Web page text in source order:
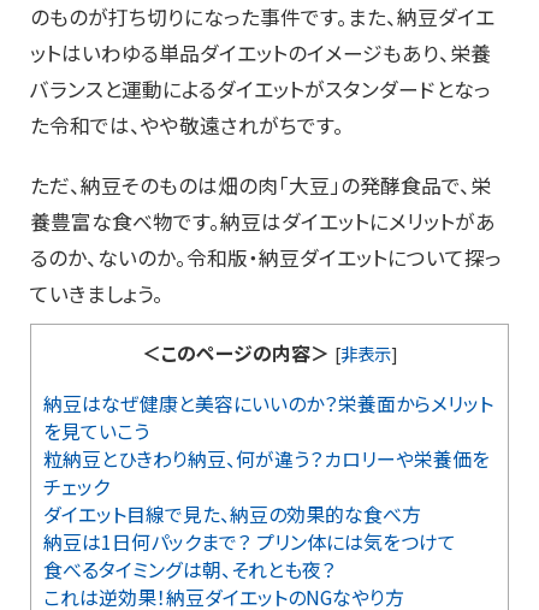
のものが打ち切りになった事件です。また、納豆ダイエ
ットはいわゆる単品ダイエットのイメージもあり、栄養
バランスと運動によるダイエットがスタンダードとなっ
た令和では、やや敬遠されがちです。
ただ、納豆そのものは畑の肉「大豆」の発酵食品で、栄
養豊富な食べ物です。納豆はダイエットにメリットがあ
るのか、ないのか。令和版・納豆ダイエットについて探っ
ていきましょう。
＜このページの内容＞ [非表示]
納豆はなぜ健康と美容にいいのか？栄養面からメリット
を見ていこう
粒納豆とひきわり納豆、何が違う？カロリーや栄養価を
チェック
ダイエット目線で見た、納豆の効果的な食べ方
納豆は1日何パックまで？ プリン体には気をつけて
食べるタイミングは朝、それとも夜？
これは逆効果！納豆ダイエットのNGなやり方